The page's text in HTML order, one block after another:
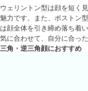
ウェリントン型は顔を短く
魅力です。また、ボストン
は顔全体を引き締め落ち着
気に合わせて、自分に合っ
三角・逆三角顔におすすめ